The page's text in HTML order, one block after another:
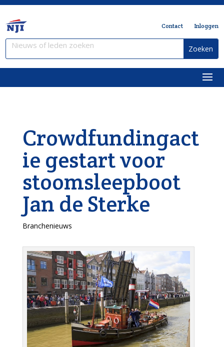
Contact Inloggen
Crowdfundingact
ie gestart voor
stoomsleepboot
Jan de Sterke
Branchenieuws